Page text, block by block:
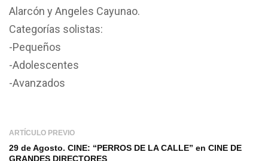
Alarcón y Angeles Cayunao.
Categorías solistas:
-Pequeños
-Adolescentes
-Avanzados
ARTÍCULO PREVIO
29 de Agosto. CINE: “PERROS DE LA CALLE” en CINE DE
GRANDES DIRECTORES